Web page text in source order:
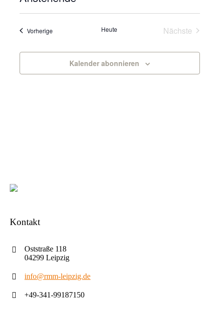
VorherigeVeranstaltungen Heute Nächste
Kalender abonnieren
Kontakt
Oststraße 118
04299 Leipzig
info@rmm-leipzig.de
+49-341-99187150